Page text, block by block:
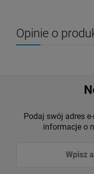
Opinie o
Podaj swój adres
informacje o